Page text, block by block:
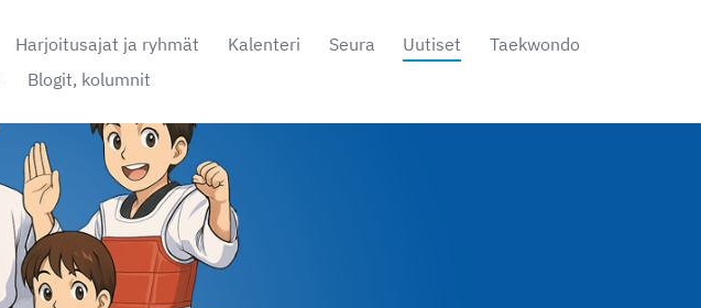
Harjoitusajat ja ryhmät Kalenteri Seura Uutiset
Taekwondo
Blogit, kolumnit